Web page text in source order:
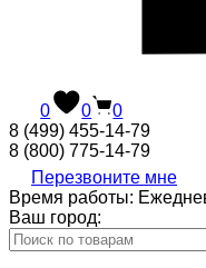
0 0
0
8 (499) 455-14-79
8 (800) 775-14-79
Перезвоните мне
Время работы:
Ваш город: